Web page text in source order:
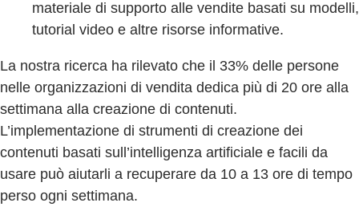
materiale di supporto alle vendite basati su modelli,
tutorial video e altre risorse informative.
La nostra ricerca ha rilevato che il 33% delle persone
nelle organizzazioni di vendita dedica più di 20 ore alla
settimana alla creazione di contenuti.
L’implementazione di strumenti di creazione dei
contenuti basati sull’intelligenza artificiale e facili da
usare può aiutarli a recuperare da 10 a 13 ore di tempo
perso ogni settimana.